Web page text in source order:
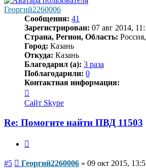
Георгий2260006
Сообщения: 41
Зарегистрирован: 07 авг 2014,
Страна, Регион, Область:
Город: Казань
Откуда: Казань
Благодарил (а): 3 раза
Поблагодарили: 0
Контактная информация:
информация
пользователя
Георгий2260006
Сайт Skype
Re: Помогите найти ПВД 11503
#5 Сообщение
Георгий2260006 » 09 окт 2015,